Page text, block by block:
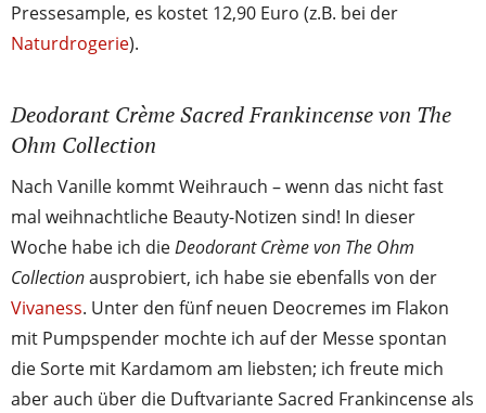
Pressesample, es kostet 12,90 Euro (z.B. bei der
Naturdrogerie).
Deodorant Crème Sacred Frankincense von The
Ohm Collection
Nach Vanille kommt Weihrauch – wenn das nicht fast
mal weihnachtliche Beauty-Notizen sind! In dieser
Woche habe ich dieDeodorant Crème von The Ohm
Collectionausprobiert, ich habe sie ebenfalls von der
Vivaness. Unter den fünf neuen Deocremes im Flakon
mit Pumpspender mochte ich auf der Messe spontan
die Sorte mit Kardamom am liebsten; ich freute mich
aber auch über die Duftvariante Sacred Frankincense als